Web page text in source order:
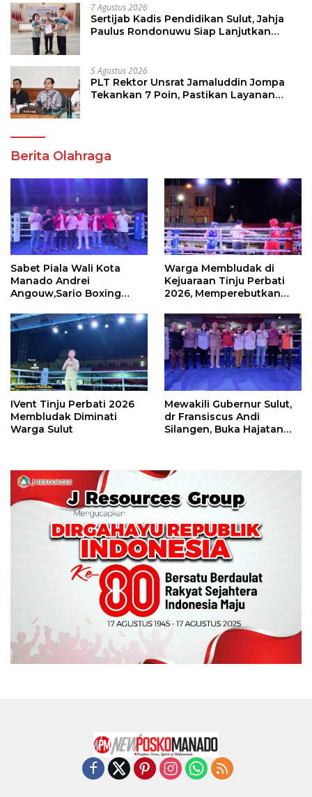
7 Agustus 2026
Sertijab Kadis Pendidikan Sulut, Jahja
Paulus Rondonuwu Siap Lanjutkan
5 Agustus 2026
PLT Rektor Unsrat Jamaluddin Jompa
Tekankan 7 Poin, Pastikan Layanan
Berita Olahraga
Sabet Piala Wali Kota
Manado Andrei
Angouw,Sario Boxing
Perbati 2026
Warga Membludak di
Kejuaraan Tinju Perbati
2026, Memperebutkan
IVent Tinju Perbati 2026
Membludak Diminati
Warga Sulut
Mewakili Gubernur Sulut,
dr Fransiscus Andi
Silangen, Buka Hajatan